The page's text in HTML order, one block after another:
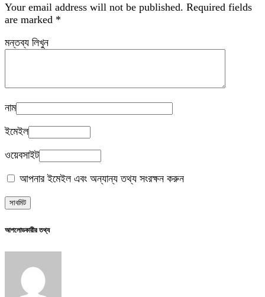
Your email address will not be published. Required fields
are marked *
মন্তব্য লিখুন
নাম
ইমেইল
ওয়েবসাইট
আপনার ইমেইল এবং অন্যান্য তথ্য সংরক্ষন করুন
আপলোডকারীর তথ্য